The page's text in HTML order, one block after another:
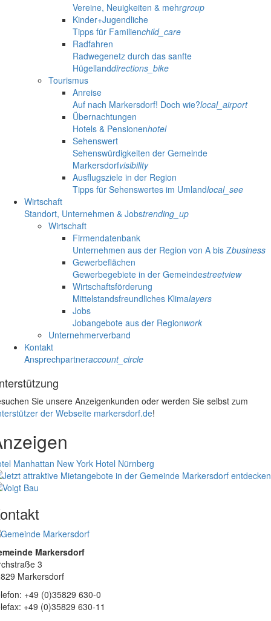
Vereine, Neuigkeiten & mehrgroup
Kinder+Jugendliche
Tipps für Familienchild_care
Radfahren
Radwegenetz durch das sanfte
Hügellanddirections_bike
Tourismus
Anreise
Auf nach Markersdorf! Doch wie?local_airport
Übernachtungen
Hotels & Pensionenhotel
Sehenswert
Sehenswürdigkeiten der Gemeinde
Markersdorfvisibility
Ausflugsziele in der Region
Tipps für Sehenswertes im Umlandlocal_see
Wirtschaft
Standort, Unternehmen & Jobstrending_up
Wirtschaft
Firmendatenbank
Unternehmen aus der Region von A bis Zbusiness
Gewerbeflächen
Gewerbegebiete in der Gemeindestreetview
Wirtschaftsförderung
Mittelstandsfreundliches Klimalayers
Jobs
Jobangebote aus der Regionwork
Unternehmerverband
Kontakt
Ansprechpartneraccount_circle
Sie unsere Anzeigenkunden oder werden Sie selbst zum
der Webseite markersdorf.de!
Manhattan New York Hotel Nürnberg
Markersdorf
3
Markersdorf
+49 (0)35829 630-0
+49 (0)35829 630-11